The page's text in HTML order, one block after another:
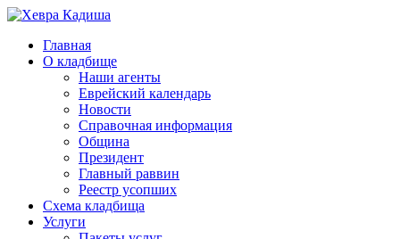
Главная
О кладбище
Наши агенты
Еврейский календарь
Новости
Справочная информация
Община
Президент
Главный раввин
Реестр усопших
Схема кладбища
Услуги